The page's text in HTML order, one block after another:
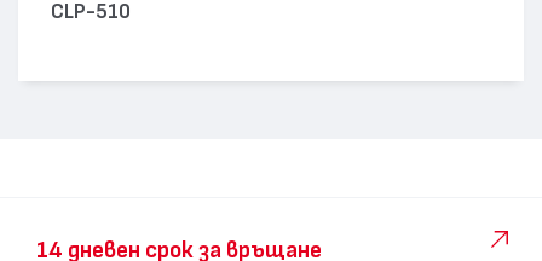
CLP-510
14 дневен срок за връщане